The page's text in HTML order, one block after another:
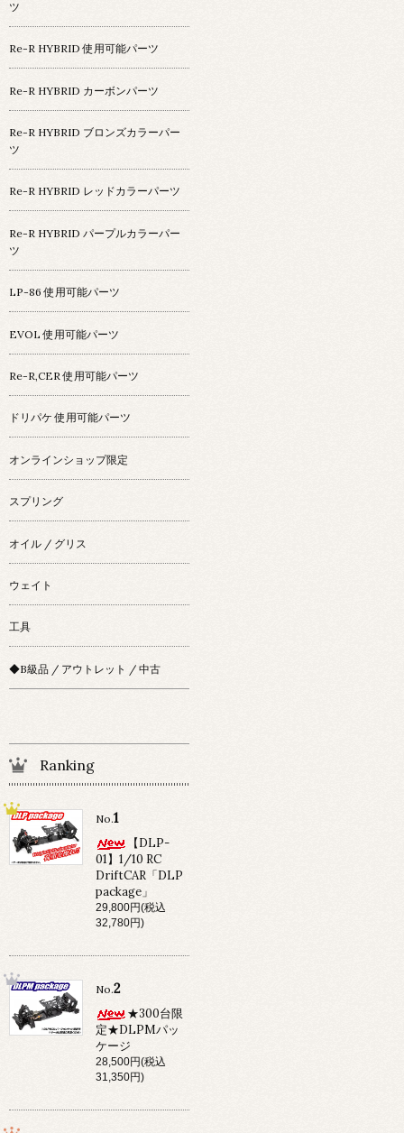
ツ
Re-R HYBRID 使用可能パーツ
Re-R HYBRID カーボンパーツ
Re-R HYBRID ブロンズカラーパー
ツ
Re-R HYBRID レッドカラーパーツ
Re-R HYBRID パープルカラーパー
ツ
LP-86 使用可能パーツ
EVOL 使用可能パーツ
Re-R,CER 使用可能パーツ
ドリパケ 使用可能パーツ
オンラインショップ限定
スプリング
オイル / グリス
ウェイト
工具
◆B級品 / アウトレット / 中古
Ranking
No.1
【DLP-
01】1/10 RC
DriftCAR「DLP
package」
29,800円(税込
32,780円)
No.2
★300台限
定★DLPMパッ
ケージ
28,500円(税込
31,350円)